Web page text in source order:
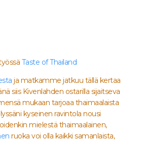
Taste of Thailand
ja matkamme jatkuu tällä kertaa
siis Kivenlahden ostarilla sijaitseva
mukaan tarjoaa thaimaalaista
kyseinen ravintola nousi
mielestä thaimaalainen,
ruoka voi olla kaikki samanlaista,